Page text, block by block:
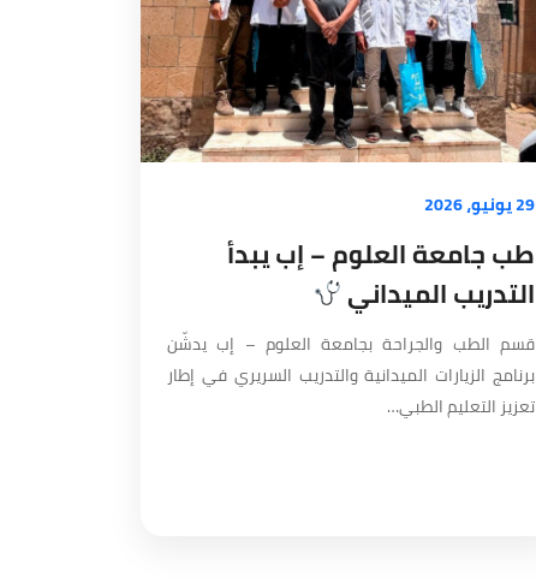
29 يونيو، 2026
طب جامعة العلوم – إب يبدأ
التدريب الميداني
قسم الطب والجراحة بجامعة العلوم – إب يدشّن
برنامج الزيارات الميدانية والتدريب السريري في إطار
تعزيز التعليم الطبي…